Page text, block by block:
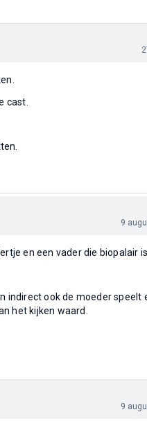
cast.
9
en een vader die biopalair is.
indirect ook de moeder speelt
het kijken waard.
9